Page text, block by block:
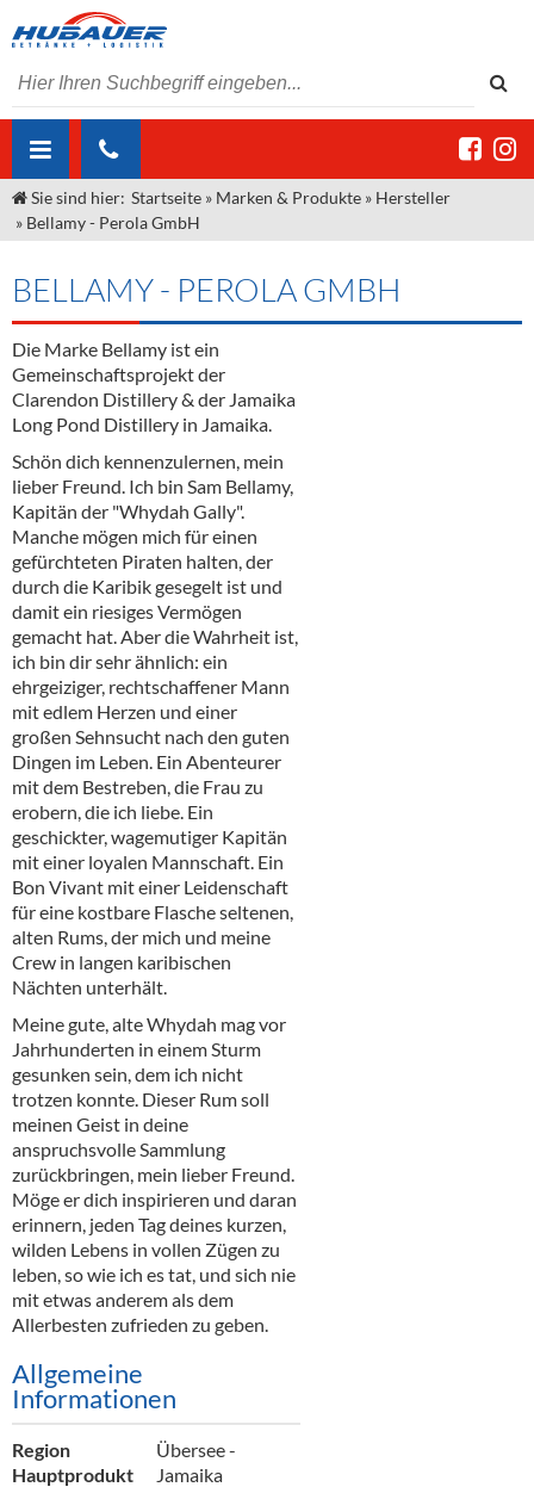
ÜBER UNS
Unser Liefergebiet
Unser Team
Kontakt
Angebote Gastronomie & Großhandel
Gastronomie
Großhandel
Innovation - Die Neue Art des Bierzapfens
"DroughtMaster"
Termine
MARKEN & PRODUKTE
Weine & Schaumwein
Sirup
Bier
Alkoholfreie Getränke
Öle & Küchenartikel
Kaffee
Barzubehör
Equipment
Verpackung
Hygieneartikel & Desinfektion
DIENSTLEISTUNGEN
Kommisionskauf & Lieferbedingungen
Sie sind hier: Startseite » Marken & Produkte » Hersteller
» Bellamy - Perola GmbH
BELLAMY - PEROLA GMBH
Die Marke Bellamy ist ein
Gemeinschaftsprojekt der
Clarendon Distillery & der Jamaika
Long Pond Distillery in Jamaika.
Schön dich kennenzulernen, mein
lieber Freund. Ich bin Sam Bellamy,
Kapitän der "Whydah Gally".
Manche mögen mich für einen
gefürchteten Piraten halten, der
durch die Karibik gesegelt ist und
damit ein riesiges Vermögen
gemacht hat. Aber die Wahrheit ist,
ich bin dir sehr ähnlich: ein
ehrgeiziger, rechtschaffener Mann
mit edlem Herzen und einer
großen Sehnsucht nach den guten
Dingen im Leben. Ein Abenteurer
mit dem Bestreben, die Frau zu
erobern, die ich liebe. Ein
geschickter, wagemutiger Kapitän
mit einer loyalen Mannschaft. Ein
Bon Vivant mit einer Leidenschaft
für eine kostbare Flasche seltenen,
alten Rums, der mich und meine
Crew in langen karibischen
Nächten unterhält.
Meine gute, alte Whydah mag vor
Jahrhunderten in einem Sturm
gesunken sein, dem ich nicht
trotzen konnte. Dieser Rum soll
meinen Geist in deine
anspruchsvolle Sammlung
zurückbringen, mein lieber Freund.
Möge er dich inspirieren und daran
erinnern, jeden Tag deines kurzen,
wilden Lebens in vollen Zügen zu
leben, so wie ich es tat, und sich nie
mit etwas anderem als dem
Allerbesten zufrieden zu geben.
Allgemeine
Informationen
Region
Übersee -
Jamaika
Hauptprodukt